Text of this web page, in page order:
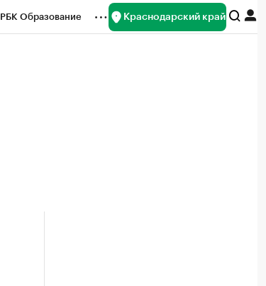
РБК Образование Краснодарский край